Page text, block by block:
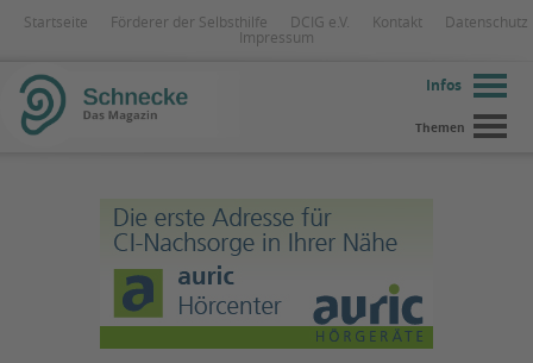
Startseite Förderer der Selbsthilfe DCIG e.V. Kontakt
Datenschutz
Impressum
Infos
Themen